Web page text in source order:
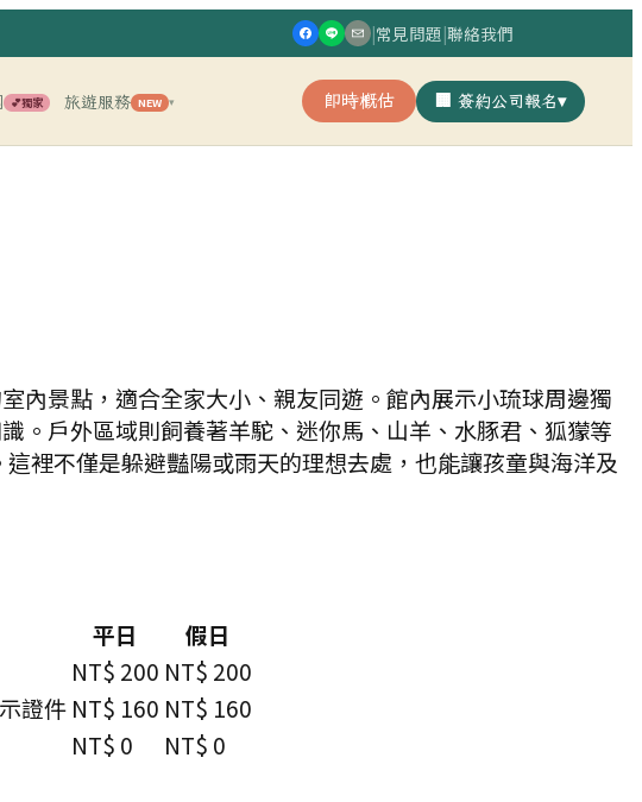
|常見問題|聯絡我們
💕獨家 旅遊服務 NEW ▾ 即時概估 🏢 簽約公司報名▾
內景點，適合全家大小、親友同遊。館內展示小琉球周邊獨
。戶外區域則飼養著羊駝、迷你馬、山羊、水豚君、狐獴等
裡不僅是躲避豔陽或雨天的理想去處，也能讓孩童與海洋及
平日
假日
NT$ 200 NT$ 200
證件 NT$ 160 NT$ 160
NT$ 0 NT$ 0